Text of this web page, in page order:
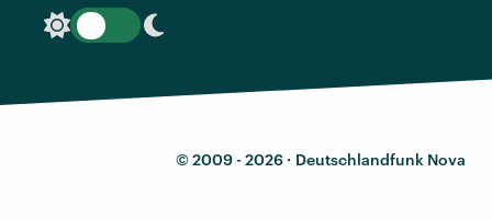
© 2009 - 2026 · Deutschlandfunk Nova